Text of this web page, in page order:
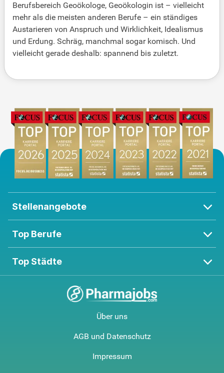
Berufsbereich Geoökologe, Geoökologin ist – vielleicht
mehr als die meisten anderen Berufe – ein ständiges
Austarieren von Anspruch und Wirklichkeit, Idealismus
und Erdung. Schräg, manchmal sogar komisch. Und
vielleicht gerade deshalb: spannend bis zuletzt.
Stellenangebote
Top Berufe
Top Städte
Über uns
AGB und Datenschutz
Impressum